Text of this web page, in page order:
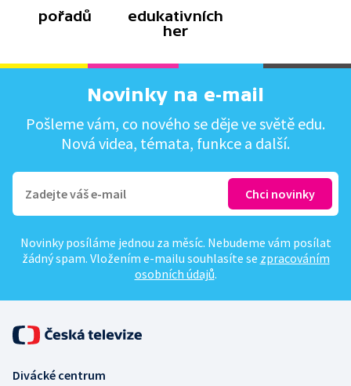
pořadů
edukativních
her
Novinky na e-mail
Pošleme vám, co nového se děje ve světě edu.
Nová videa, témata, funkce a další.
Novinky posíláme jednou za měsíc. Nebudeme vám posílat
žádný spam. Vložením e-mailu souhlasíte se zpracováním
osobních údajů.